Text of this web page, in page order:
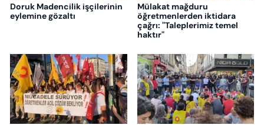
Doruk Madencilik işçilerinin
eylemine gözaltı
Mülakat mağduru
öğretmenlerden iktidara
çağrı: "Taleplerimiz temel
haktır"